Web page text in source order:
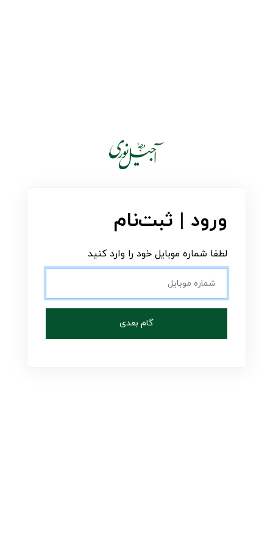
ورود | ثبت‌نام
لطفا شماره موبایل خود را وارد کنید
گام بعدی